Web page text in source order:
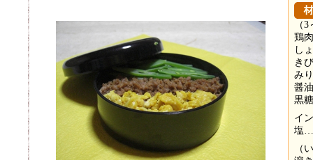
（
鶏
し
き
み
醤
黒
イ
塩
（